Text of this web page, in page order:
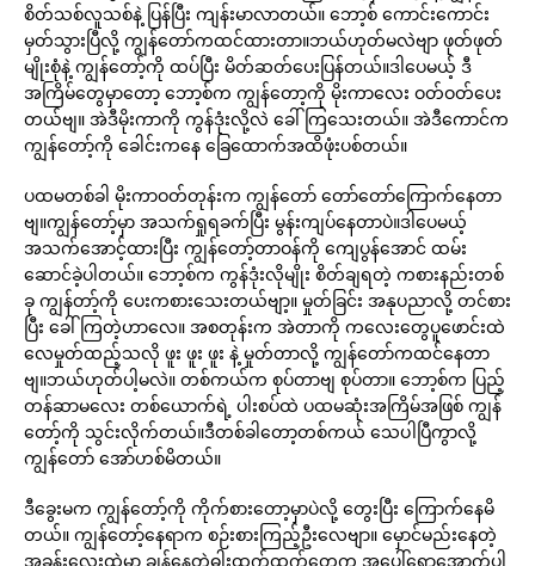
စိတ်သစ်လူသစ်နဲ့ ပြန်ပြီး ကျန်းမာလာတယ်။ ဘော့စ် ကောင်းကောင်း
မှတ်သွားပြီလို့ ကျွန်တော်ကထင်ထားတာ။ဘယ်ဟုတ်မလဲဗျာ ဖုတ်ဖုတ်
မျိုးစုံနဲ့ ကျွန်တော့်ကို ထပ်ပြီး မိတ်ဆတ်ပေးပြန်တယ်။ဒါပေမယ့် ဒီ
အကြိမ်တွေမှာတော့ ဘော့စ်က ကျွန်တော့ကို မိုးကာလေး ဝတ်ဝတ်ပေး
တယ်ဗျ။ အဲဒီမိုးကာကို ကွန်ဒုံးလို့လဲ ခေါ်ကြသေးတယ်။ အဲဒီကောင်က
ကျွန်တော့်ကို ခေါင်းကနေ ခြေထောက်အထိဖုံးပစ်တယ်။
ပထမတစ်ခါ မိုးကာဝတ်တုန်းက ကျွန်တော် တော်တော်ကြောက်နေတာ
ဗျ။ကျွန်တော့်မှာ အသက်ရှုရခက်ပြီး မွန်းကျပ်နေတာပဲ။ဒါပေမယ့်
အသက်အောင့်ထားပြီး ကျွန်တော့်တာဝန်ကို ကျေပွန်အောင် ထမ်း
ဆောင်ခဲ့ပါတယ်။ ဘော့စ်က ကွန်ဒုံးလိုမျိုး စိတ်ချရတဲ့ ကစားနည်းတစ်
ခု ကျွန်တာ့်ကို ပေးကစားသေးတယ်ဗျာ့။ မှုတ်ခြင်း အနုပညာလို့ တင်စား
ပြီး ခေါ်ကြတဲ့ဟာလေ။ အစတုန်းက အဲတာကို ကလေးတွေပူဖောင်းထဲ
လေမှုတ်ထည့်သလို ဖူး ဖူး ဖူး နဲ့ မှုတ်တာလို့ ကျွန်တော်ကထင်နေတာ
ဗျ။ဘယ်ဟုတ်ပါ့မလဲ။ တစ်ကယ်က စုပ်တာဗျ စုပ်တာ။ ဘော့စ်က ပြည့်
တန်ဆာမလေး တစ်ယောက်ရဲ့ ပါးစပ်ထဲ ပထမဆုံးအကြိမ်အဖြစ် ကျွန်
တော့်ကို သွင်းလိုက်တယ်။ဒီတစ်ခါတော့တစ်ကယ် သေပါပြီကွာလို့
ကျွန်တော် အော်ဟစ်မိတယ်။
ဒီခွေးမက ကျွန်တော့်ကို ကိုက်စားတော့မှာပဲလို့ တွေးပြီး ကြောက်နေမိ
တယ်။ ကျွန်တော့်နေရာက စဉ်းစားကြည့်ဦးလေဗျာ။ မှောင်မည်းနေတဲ့
အခန်းလေးထဲမှာ ချွန်နေတဲ့ဓါးထက်ထက်တွေက အပေါ်ရောအောက်ပါ